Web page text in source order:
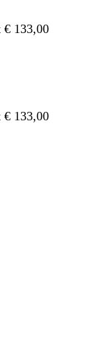
€ 133,00
€ 133,00